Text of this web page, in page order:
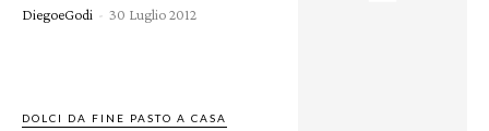
DiegoeGodi - 30 Luglio 2012
DOLCI DA FINE PASTO A CASA